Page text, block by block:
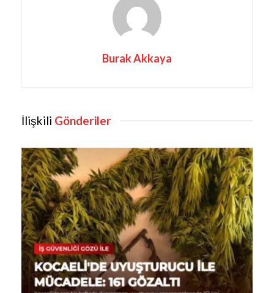
Burak Akkaya
İlişkili Gönderiler